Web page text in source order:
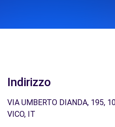
Indirizzo
VIA UMBERTO DIANDA, 195,
VICO, IT